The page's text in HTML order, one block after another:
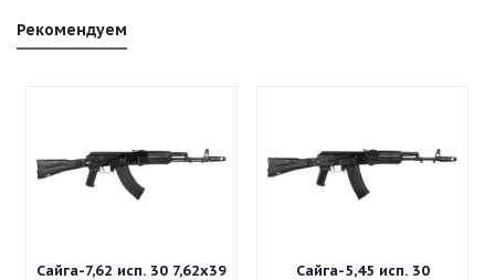
Рекомендуем
Сайга-7,62 исп. 30 7,62x39
Сайга-5,45 исп. 30